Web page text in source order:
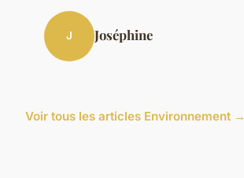
J Joséphine
Voir tous les articles Environnement →